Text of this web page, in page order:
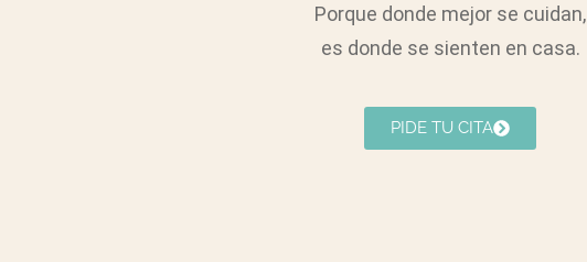
Porque donde mejor se cuidan,
es donde se sienten en casa.
PIDE TU CITA